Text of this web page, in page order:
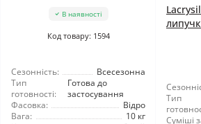
В наявності
Код товару: 1594
Сезонність:
Всесезонна
Тип
готовності:
Готова до
застосування
Фасовка:
Відро
Вага:
10 кг
Тип
Суміші